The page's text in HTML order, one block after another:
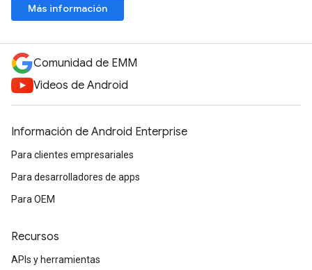
Más información
Comunidad de EMM
Videos de Android
Información de Android Enterprise
Para clientes empresariales
Para desarrolladores de apps
Para OEM
Recursos
APIs y herramientas